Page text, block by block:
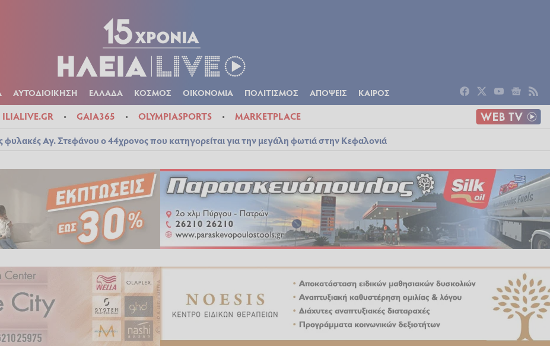
ΑΥΤΟΔΙΟΙΚΗΣΗ ΕΛΛΑΔΑ ΚΟΣΜΟΣ ΟΙΚΟΝΟΜΙΑ ΠΟΛΙΤΙΣΜΟΣ ΑΠΟΨΕΙΣ ΚΑΙΡΟΣ
ILIALIVE.GR GAIA365 OLYMPIASPORTS MARKETPLACE
φυλακές Αγ. Στεφάνου ο 44χρονος που κατηγορείται για την μεγάλη φωτιά στην Κεφαλονιά